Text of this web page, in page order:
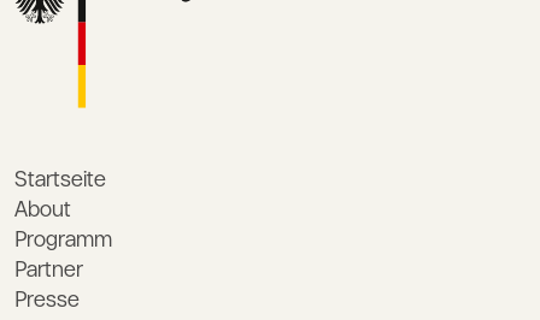
Startseite
About
Programm
Partner
Presse